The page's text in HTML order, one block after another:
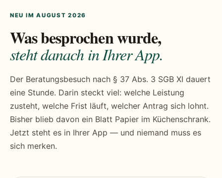
NEU IM AUGUST 2026
Was besprochen wurde,
steht danach in Ihrer App.
Der Beratungsbesuch nach § 37 Abs. 3 SGB XI dauert
eine Stunde. Darin steckt viel: welche Leistung
zusteht, welche Frist läuft, welcher Antrag sich lohnt.
Bisher blieb davon ein Blatt Papier im Küchenschrank.
Jetzt steht es in Ihrer App — und niemand muss es
sich merken.